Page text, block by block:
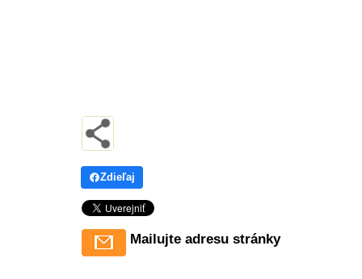
Zdieľaj
Mailujte adresu stránky